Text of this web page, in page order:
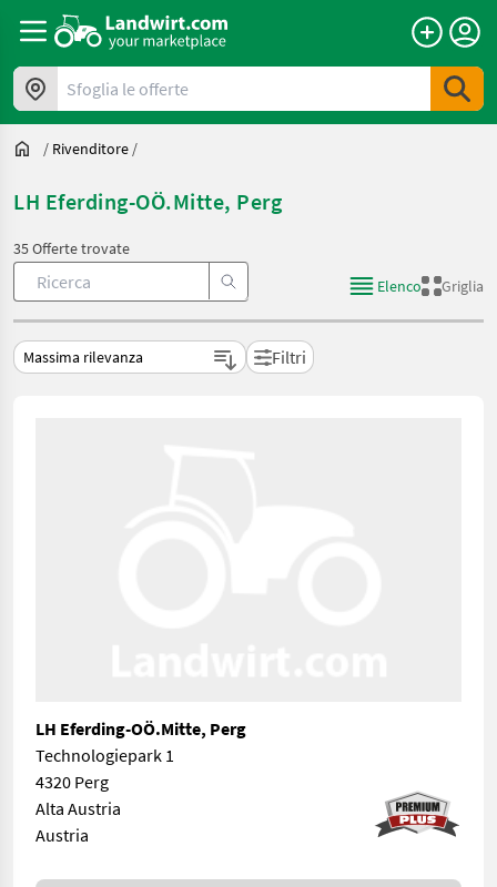
Sfoglia le offerte
/ Rivenditore /
LH Eferding-OÖ.Mitte, Perg
35 Offerte trovate
Elenco
Griglia
Filtri
LH Eferding-OÖ.Mitte, Perg
Technologiepark 1
4320 Perg
Alta Austria
Austria